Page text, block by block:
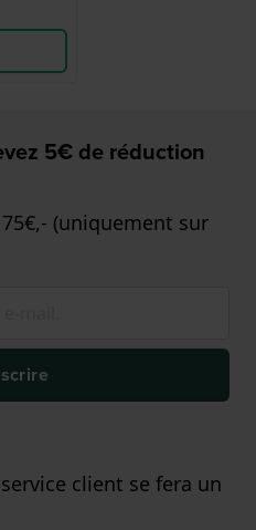
5€ de réduction
(uniquement sur
client se fera un